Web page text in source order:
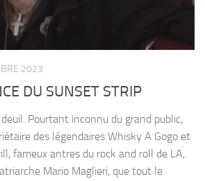
2023
DU SUNSET STRIP
Pourtant inconnu du grand public,
des légendaires Whisky A Gogo et
fameux antres du rock and roll de LA,
Mario Maglieri, que tout le